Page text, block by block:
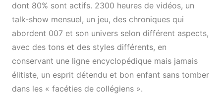
dont 80% sont actifs. 2300 heures de vidéos, un
talk-show mensuel, un jeu, des chroniques qui
abordent 007 et son univers selon différent aspects,
avec des tons et des styles différents, en
conservant une ligne encyclopédique mais jamais
élitiste, un esprit détendu et bon enfant sans tomber
dans les « facéties de collégiens ».